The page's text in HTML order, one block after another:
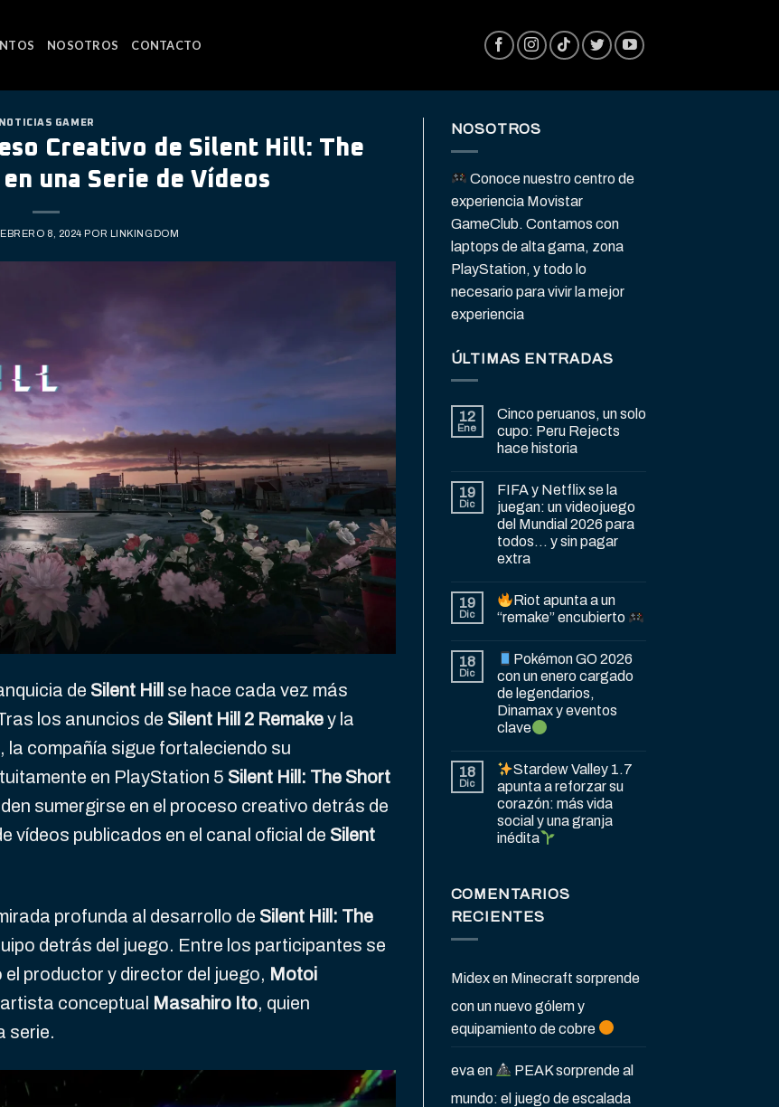
NOSOTROS CONTACTO
NOTICIAS GAMER
Creativo de Silent Hill: The
una Serie de Vídeos
8, 2024 POR LINKINGDOM
de Silent Hill se hace cada vez más
los anuncios de Silent Hill 2 Remakey la
, la compañía sigue fortaleciendo su
en PlayStation 5 Silent Hill: The Short
sumergirse en el proceso creativo detrás de
vídeos publicados en el canal oficial de Silent
profunda al desarrollo de Silent Hill: The
detrás del juego. Entre los participantes se
productor y director del juego, Motoi
conceptual Masahiro Ito, quien
serie.
NOSOTROS
Conoce nuestro centro de
experiencia Movistar
GameClub. Contamos con
laptops de alta gama, zona
PlayStation, y todo lo
necesario para vivir la mejor
experiencia
ÚLTIMAS ENTRADAS
12
Ene
Cinco peruanos, un solo
cupo: Peru Rejects
hace historia
19
Dic
FIFA y Netflix se la
juegan: un videojuego
del Mundial 2026 para
todos… y sin pagar
extra
19
Dic
Riot apunta a un
“remake” encubierto
18
Dic
Pokémon GO 2026
con un enero cargado
de legendarios,
Dinamax y eventos
clave
18
Dic
Stardew Valley 1.7
apunta a reforzar su
corazón: más vida
social y una granja
inédita
COMENTARIOS
RECIENTES
Midexen Minecraft sorprende
con un nuevo gólem y
equipamiento de cobre
evaen
PEAK sorprende al
mundo: el juego de escalada